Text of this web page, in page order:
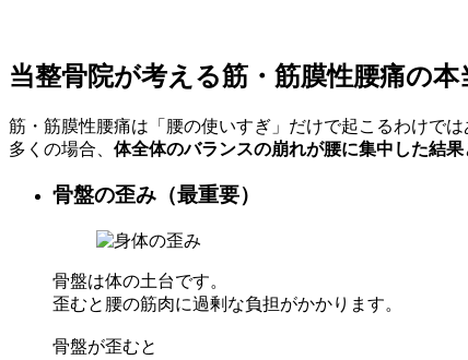
当整骨院が考える筋・筋膜性腰痛の本
筋・筋膜性腰痛は「腰の使いすぎ」だけで起こるわけでは
多くの場合、 体全体のバランスの崩れが腰に集中した結果
骨盤の歪み（最重要）
骨盤は体の土台です。
歪むと腰の筋肉に過剰な負担がかかります。
骨盤が歪むと